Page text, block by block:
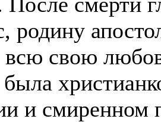
родину
всю свою
и